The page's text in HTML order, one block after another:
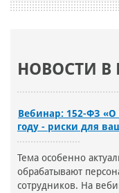
НОВОСТИ В
Вебинар: 152-ФЗ «О
году - риски для
Тема особенно
обрабатывают
сотрудников. На